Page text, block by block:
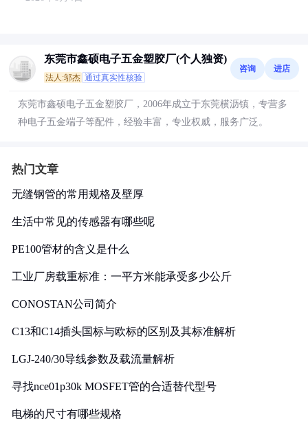
东莞市鑫硕电子五金塑胶厂(个人独资)
法人:邬杰 通过真实性核验
咨询 进店
东莞市鑫硕电子五金塑胶厂，2006年成立于东莞横沥镇，专营多
种电子五金端子等配件，经验丰富，专业权威，服务广泛。
热门文章
无缝钢管的常用规格及壁厚
生活中常见的传感器有哪些呢
PE100管材的含义是什么
工业厂房载重标准：一平方米能承受多少公斤
CONOSTAN公司简介
C13和C14插头国标与欧标的区别及其标准解析
LGJ-240/30导线参数及载流量解析
寻找nce01p30k MOSFET管的合适替代型号
电梯的尺寸有哪些规格